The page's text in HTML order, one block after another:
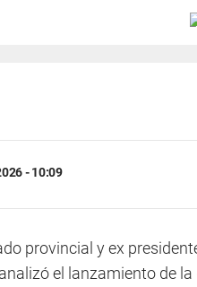
- 10:09
provincial y ex
el lanzamiento de